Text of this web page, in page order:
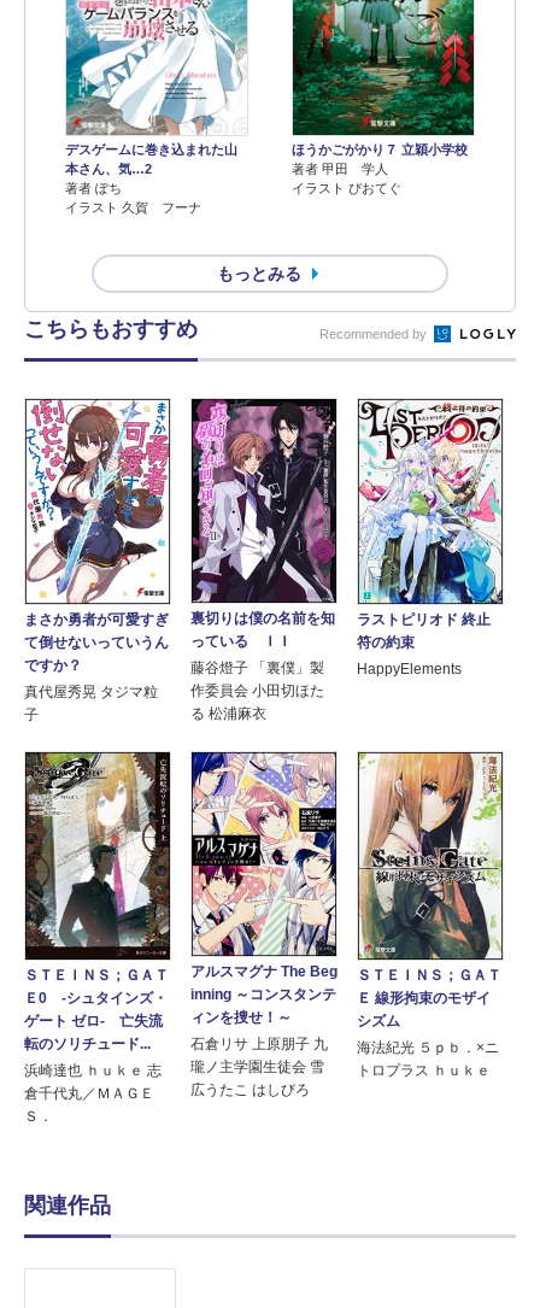
デスゲームに巻き込まれた山
本さん、気…2
著者 ぽち
イラスト 久賀 フーナ
ほうかごがかり７ 立穎小学校
著者 甲田 学人
イラスト ぴおてぐ
もっとみる
こちらもおすすめ Recommended by
まさか勇者が可愛すぎ
て倒せないっていうん
ですか？
真代屋秀晃 タジマ粒
子
裏切りは僕の名前を知
っている ＩＩ
藤谷燈子 「裏僕」製
作委員会 小田切ほた
る 松浦麻衣
ラストピリオド 終止
符の約束
HappyElements
ＳＴＥＩＮＳ；ＧＡＴ
Ｅ0 -シュタインズ・
ゲート ゼロ- 亡失流
転のソリチュード...
浜崎達也 ｈｕｋｅ 志
倉千代丸／ＭＡＧＥ
Ｓ．
アルスマグナ The Beg
inning ～コンスタンテ
ィンを捜せ！～
石倉リサ 上原朋子 九
瓏ノ主学園生徒会 雪
広うたこ はしびろ
ＳＴＥＩＮＳ；ＧＡＴ
Ｅ 線形拘束のモザイ
シズム
海法紀光 ５ｐｂ．×ニ
トロプラス ｈｕｋｅ
関連作品